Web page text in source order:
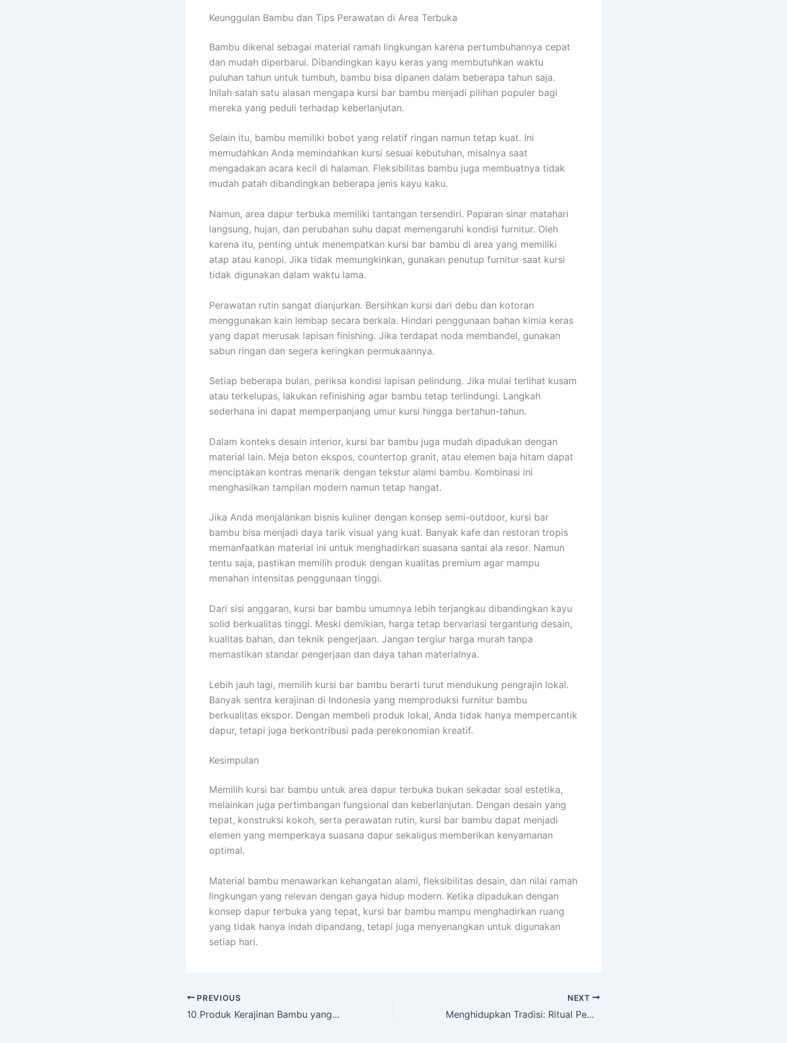
Keunggulan Bambu dan Tips Perawatan di Area Terbuka
Bambu dikenal sebagai material ramah lingkungan karena pertumbuhannya cepat
dan mudah diperbarui. Dibandingkan kayu keras yang membutuhkan waktu
puluhan tahun untuk tumbuh, bambu bisa dipanen dalam beberapa tahun saja.
Inilah salah satu alasan mengapa kursi bar bambu menjadi pilihan populer bagi
mereka yang peduli terhadap keberlanjutan.
Selain itu, bambu memiliki bobot yang relatif ringan namun tetap kuat. Ini
memudahkan Anda memindahkan kursi sesuai kebutuhan, misalnya saat
mengadakan acara kecil di halaman. Fleksibilitas bambu juga membuatnya tidak
mudah patah dibandingkan beberapa jenis kayu kaku.
Namun, area dapur terbuka memiliki tantangan tersendiri. Paparan sinar matahari
langsung, hujan, dan perubahan suhu dapat memengaruhi kondisi furnitur. Oleh
karena itu, penting untuk menempatkan kursi bar bambu di area yang memiliki
atap atau kanopi. Jika tidak memungkinkan, gunakan penutup furnitur saat kursi
tidak digunakan dalam waktu lama.
Perawatan rutin sangat dianjurkan. Bersihkan kursi dari debu dan kotoran
menggunakan kain lembap secara berkala. Hindari penggunaan bahan kimia keras
yang dapat merusak lapisan finishing. Jika terdapat noda membandel, gunakan
sabun ringan dan segera keringkan permukaannya.
Setiap beberapa bulan, periksa kondisi lapisan pelindung. Jika mulai terlihat kusam
atau terkelupas, lakukan refinishing agar bambu tetap terlindungi. Langkah
sederhana ini dapat memperpanjang umur kursi hingga bertahun-tahun.
Dalam konteks desain interior, kursi bar bambu juga mudah dipadukan dengan
material lain. Meja beton ekspos, countertop granit, atau elemen baja hitam dapat
menciptakan kontras menarik dengan tekstur alami bambu. Kombinasi ini
menghasilkan tampilan modern namun tetap hangat.
Jika Anda menjalankan bisnis kuliner dengan konsep semi-outdoor, kursi bar
bambu bisa menjadi daya tarik visual yang kuat. Banyak kafe dan restoran tropis
memanfaatkan material ini untuk menghadirkan suasana santai ala resor. Namun
tentu saja, pastikan memilih produk dengan kualitas premium agar mampu
menahan intensitas penggunaan tinggi.
Dari sisi anggaran, kursi bar bambu umumnya lebih terjangkau dibandingkan kayu
solid berkualitas tinggi. Meski demikian, harga tetap bervariasi tergantung desain,
kualitas bahan, dan teknik pengerjaan. Jangan tergiur harga murah tanpa
memastikan standar pengerjaan dan daya tahan materialnya.
Lebih jauh lagi, memilih kursi bar bambu berarti turut mendukung pengrajin lokal.
Banyak sentra kerajinan di Indonesia yang memproduksi furnitur bambu
berkualitas ekspor. Dengan membeli produk lokal, Anda tidak hanya mempercantik
dapur, tetapi juga berkontribusi pada perekonomian kreatif.
Kesimpulan
Memilih kursi bar bambu untuk area dapur terbuka bukan sekadar soal estetika,
melainkan juga pertimbangan fungsional dan keberlanjutan. Dengan desain yang
tepat, konstruksi kokoh, serta perawatan rutin, kursi bar bambu dapat menjadi
elemen yang memperkaya suasana dapur sekaligus memberikan kenyamanan
optimal.
Material bambu menawarkan kehangatan alami, fleksibilitas desain, dan nilai ramah
lingkungan yang relevan dengan gaya hidup modern. Ketika dipadukan dengan
konsep dapur terbuka yang tepat, kursi bar bambu mampu menghadirkan ruang
yang tidak hanya indah dipandang, tetapi juga menyenangkan untuk digunakan
setiap hari.
PREVIOUS
10 Produk Kerajinan Bambu yang Paling Laris di Marketplace
NEXT
Menghidupkan Tradisi: Ritual Pemotongan Bambu di Berbagai Daerah